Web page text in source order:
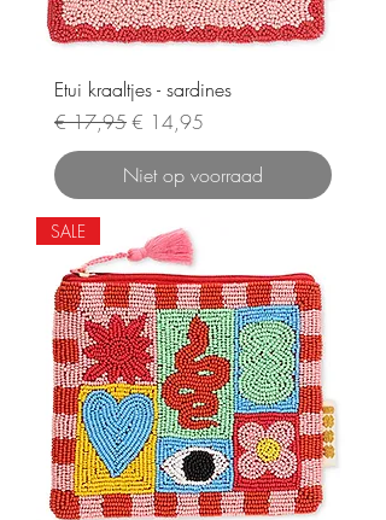
Etui kraaltjes - sardines
Normale prijs
€ 17,95Verkoopprijs
€ 14,95
Niet op voorraad
SALE